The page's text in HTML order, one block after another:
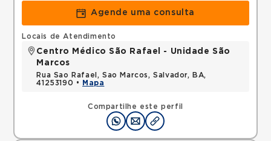
Agende uma consulta
Compartilhe este perfil
Locais de Atendimento
Centro Médico São Rafael - Unidade São
Marcos
Rua Sao Rafael, Sao Marcos, Salvador, BA,
41253190 •
Mapa